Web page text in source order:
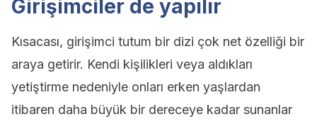
Girişimciler de yapılır
Kısacası, girişimci tutum bir dizi çok net özelliği bir
araya getirir. Kendi kişilikleri veya aldıkları
yetiştirme nedeniyle onları erken yaşlardan
itibaren daha büyük bir dereceye kadar sunanlar